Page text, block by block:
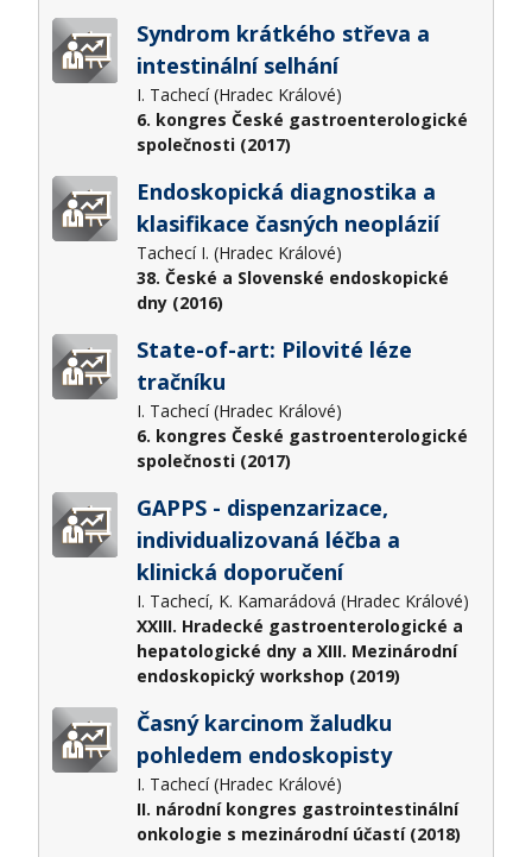
Syndrom krátkého střeva a
intestinální selhání
I. Tachecí (Hradec Králové)
6. kongres České gastroenterologické
společnosti (2017)
Endoskopická diagnostika a
klasifikace časných neoplázií
Tachecí I. (Hradec Králové)
38. České a Slovenské endoskopické
dny (2016)
State-of-art: Pilovité léze
tračníku
I. Tachecí (Hradec Králové)
6. kongres České gastroenterologické
společnosti (2017)
GAPPS - dispenzarizace,
individualizovaná léčba a
klinická doporučení
I. Tachecí, K. Kamarádová (Hradec Králové)
XXIII. Hradecké gastroenterologické a
hepatologické dny a XIII. Mezinárodní
endoskopický workshop (2019)
Časný karcinom žaludku
pohledem endoskopisty
I. Tachecí (Hradec Králové)
II. národní kongres gastrointestinální
onkologie s mezinárodní účastí (2018)